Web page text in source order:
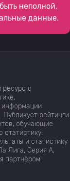
неполной,
данные.
о
информации
рейтинги
обучающие
статистику:
и статистику
Лига, Серия А,
партнёром